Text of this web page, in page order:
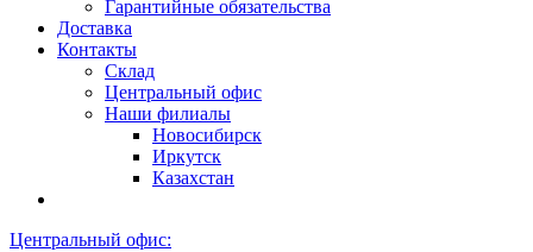
Гарантийные обязательства
Доставка
Контакты
Склад
Центральный офис
Наши филиалы
Новосибирск
Иркутск
Казахстан
Центральный офис: